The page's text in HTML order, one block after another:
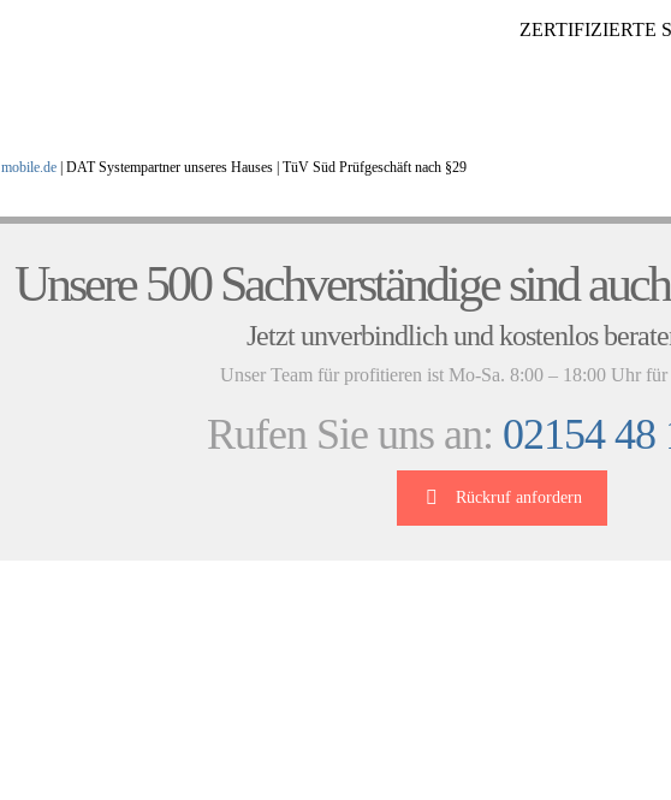
ZERTIFIZIERTE
mobile.de DAT Systempartner unseres Hauses | TüV Süd Prüfgeschäft nach §29
UNSERE
Unsere 500 Sachverständige sind
Jetzt unverbindlich und kostenlos
Unser Team für profitieren ist Mo-Sa. 8:00 – 18:00 Uhr für
Rufen Sie uns an: 02154 48
Rückruf anfordern